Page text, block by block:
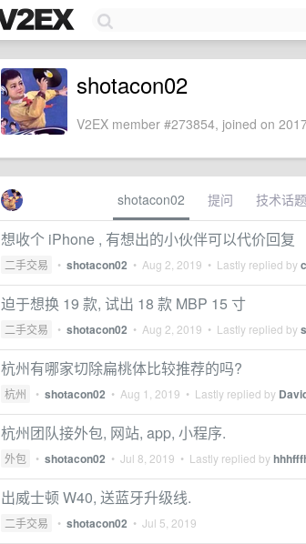
shotacon02
V2EX member #273854, joined on
shotacon02 提问 技术话题
想收个 iPhone , 有想出的小伙伴可以代价回复
二手交易 • shotacon02 • Aug 2, 2019 • Lastly replied by
迫于想换 19 款, 试出 18 款 MBP 15 寸
二手交易 • shotacon02 • Aug 2, 2019 • Lastly replied by
杭州有哪家切除扁桃体比较推荐的吗?
杭州 • shotacon02 • Aug 1, 2019 • Lastly replied by
杭州团队接外包, 网站, app, 小程序.
外包 • shotacon02 • Jul 8, 2019 • Lastly replied by
出威士顿 W40, 送蓝牙升级线.
二手交易 • shotacon02 • Jul 5, 2019